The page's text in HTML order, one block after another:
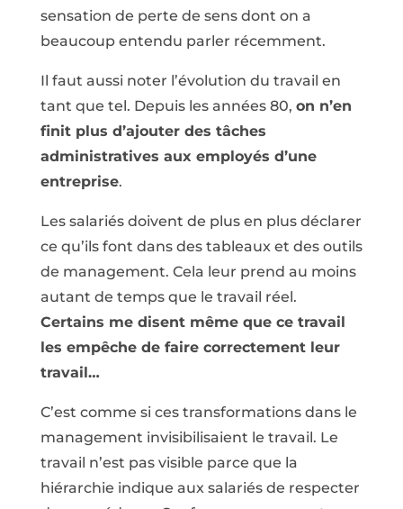
sensation de perte de sens dont on a
beaucoup entendu parler récemment.
Il faut aussi noter l’évolution du travail en
tant que tel. Depuis les années 80, on n’en
finit plus d’ajouter des tâches
administratives aux employés d’une
entreprise.
Les salariés doivent de plus en plus déclarer
ce qu’ils font dans des tableaux et des outils
de management. Cela leur prend au moins
autant de temps que le travail réel.
Certains me disent même que ce travail
les empêche de faire correctement leur
travail…
C’est comme si ces transformations dans le
management invisibilisaient le travail. Le
travail n’est pas visible parce que la
hiérarchie indique aux salariés de respecter